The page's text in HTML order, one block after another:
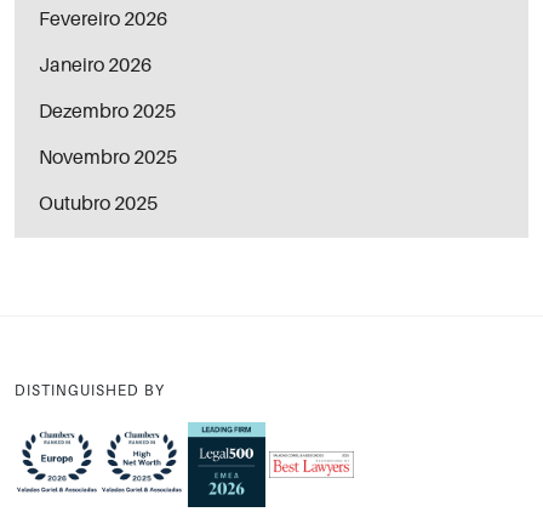
Fevereiro 2026
Janeiro 2026
Dezembro 2025
Novembro 2025
Outubro 2025
DISTINGUISHED BY